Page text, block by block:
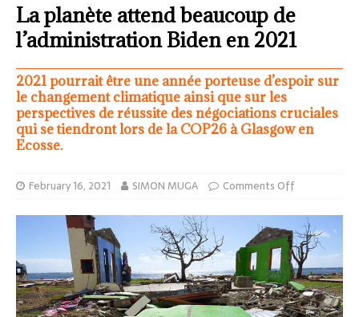
La planète attend beaucoup de
l’administration Biden en 2021
2021 pourrait être une année porteuse d’espoir sur
le changement climatique ainsi que sur les
perspectives de réussite des négociations cruciales
qui se tiendront lors de la COP26 à Glasgow en
Ecosse.
February 16, 2021 SIMON MUGA Comments Off